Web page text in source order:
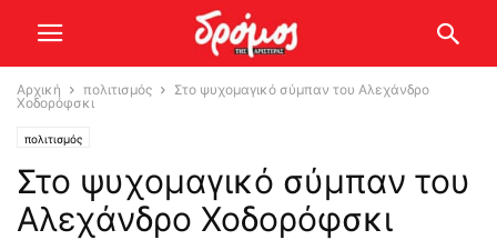
Αρχική πολιτισμός
Στο ψυχομαγικό σύμπαν του Αλεχάνδρο
Χοδορόφσκι
πολιτισμός
Στο ψυχομαγικό σύμπαν του
Αλεχάνδρο Χοδορόφσκι